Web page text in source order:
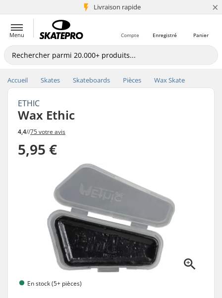
Livraison rapide
+5 mio de clients ×
Menu Panier
Enregistré
Compte
Accueil Skates Skateboards Pièces Wax Skate
ETHIC
Wax Ethic
4,4//75 votre avis
5,95 €
En stock (5+ pièces)